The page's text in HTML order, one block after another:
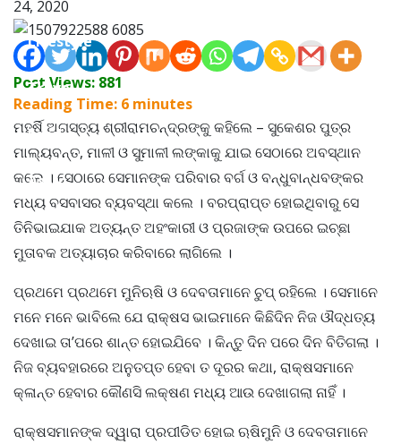
Lifestyle
Travel
Food
Astro
24, 2020
Post Views: 881
Reading Time: 6 minutes
ମହର୍ଷି ଅଗସ୍ତ୍ୟ ଶ୍ରୀରାମଚନ୍ଦ୍ରଙ୍କୁ କହିଲେ – ସୁକେଶର ପୁତ୍ର
ମାଲ୍ୟବନ୍ତ, ମାଳୀ ଓ ସୁମାଳୀ ଲଙ୍କାକୁ ଯାଇ ସେଠାରେ ଅବସ୍ଥାନ
କଲେ । ସେଠାରେ ସେମାନଙ୍କ ପରିବାର ବର୍ଗ ଓ ବନ୍ଧୁବାନ୍ଧବଙ୍କର
ମଧ୍ୟ ବସବାସର ବ୍ୟବସ୍ଥା କଲେ । ବରପ୍ରାପ୍ତ ହୋଇଥିବାରୁ ସେ
ତିନିଭାଇଯାକ ଅତ୍ୟନ୍ତ ଅହଂକାରୀ ଓ ପ୍ରଜାଙ୍କ ଉପରେ ଇଚ୍ଛା
ମୁତାବକ ଅତ୍ୟାଚାର କରିବାରେ ଲାଗିଲେ ।
ପ୍ରଥମେ ପ୍ରଥମେ ମୁନିଋଷି ଓ ଦେବତାମାନେ ଚୁପ୍ ରହିଲେ । ସେମାନେ
ମନେ ମନେ ଭାବିଲେ ଯେ ରାକ୍ଷସ ଭାଇମାନେ କିଛିଦିନ ନିଜ ଔଦ୍ଧତ୍ୟ
ଦେଖାଇ ତା’ପରେ ଶାନ୍ତ ହୋଇଯିବେ । କିନ୍ତୁ ଦିନ ପରେ ଦିନ ବିତିଗଲା ।
ନିଜ ବ୍ୟବହାରରେ ଅନୁତପ୍ତ ହେବା ତ ଦୂରର କଥା, ରାକ୍ଷସମାନେ
କ୍ଳାନ୍ତ ହେବାର କୌଣସି ଲକ୍ଷଣ ମଧ୍ୟ ଆଉ ଦେଖାଗଲା ନାହିଁ ।
ରାକ୍ଷସମାନଙ୍କ ଦ୍ୱାରା ପ୍ରପୀଡିତ ହୋଇ ଋଷିମୁନି ଓ ଦେବତାମାନେ